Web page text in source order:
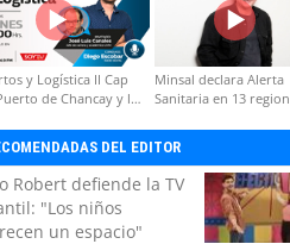
y Logística II Cap
de Chancay y la
Minsal declara Alerta
Sanitaria en 13
DEL EDITOR
Robert defiende la TV
"Los niños
un espacio"